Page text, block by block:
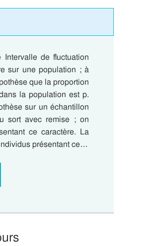
de fluctuation
sur une population ; à
que la proportion
la population est p.
sur un échantillon
sort avec remise ; on
ce caractère. La
présentant ce…